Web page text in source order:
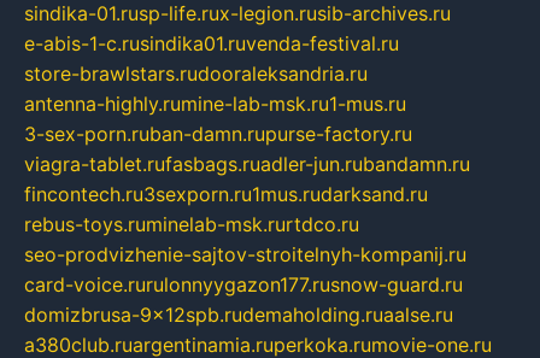
sindika-01.rusp-life.rux-legion.rusib-archives.ru
e-abis-1-c.rusindika01.ruvenda-festival.ru
store-brawlstars.rudooraleksandria.ru
antenna-highly.rumine-lab-msk.ru1-mus.ru
3-sex-porn.ruban-damn.rupurse-factory.ru
viagra-tablet.rufasbags.ruadler-jun.rubandamn.ru
fincontech.ru3sexporn.ru1mus.rudarksand.ru
rebus-toys.ruminelab-msk.rurtdco.ru
seo-prodvizhenie-sajtov-stroitelnyh-kompanij.ru
card-voice.rurulonnyygazon177.rusnow-guard.ru
domizbrusa-9x12spb.rudemaholding.ruaalse.ru
a380club.ruargentinamia.ruperkoka.rumovie-one.ru